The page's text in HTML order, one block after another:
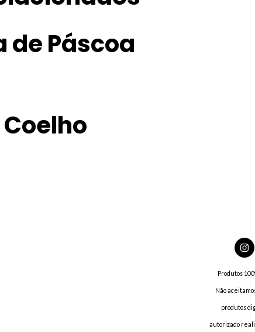
de Páscoa
Produtos
Não
produtos
autorizado